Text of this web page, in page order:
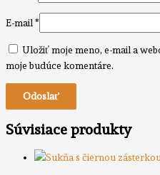
E-mail *
Uložiť moje meno, e-mail a
moje budúce komentáre.
Súvisiace produkty